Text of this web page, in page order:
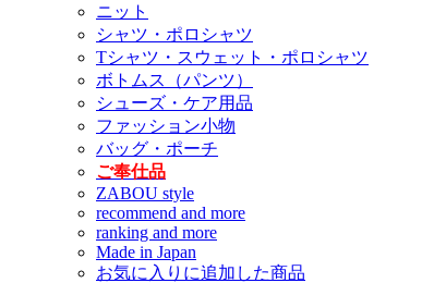
ニット
シャツ・ポロシャツ
Tシャツ・スウェット・ポロシャツ
ボトムス（パンツ）
シューズ・ケア用品
ファッション小物
バッグ・ポーチ
ご奉仕品
ZABOU style
recommend and more
ranking and more
Made in Japan
お気に入りに追加した商品